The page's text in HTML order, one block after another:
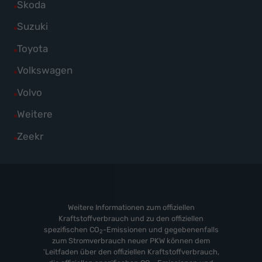
anzeigen
Renault
anzeigen
SEAT
anzeigen
Skoda
Alle
Fahrzeuge
Skoda
anzeigen
Suzuki
Alle
Fahrzeuge
Suzuki
anzeigen
Toyota
Alle
Fahrzeuge
Toyota
anzeigen
Volkswagen
Alle
Fahrzeuge
Volkswagen
anzeigen
Volvo
Alle
Fahrzeuge
Volvo
Weitere
Alle
Fahrzeuge
Zeekr
Alle
Weitere Informationen zum offiziellen
Kraftstoffverbrauch und zu den offiziellen
spezifischen CO2-Emissionen und gegebenenfalls
zum Stromverbrauch neuer PKW können dem
'Leitfaden über den offiziellen Kraftstoffverbrauch,